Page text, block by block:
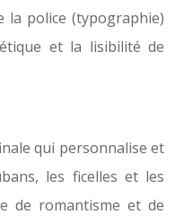
la police (typographie)
et la lisibilité de
qui personnalise et
les ficelles et les
de romantisme et de